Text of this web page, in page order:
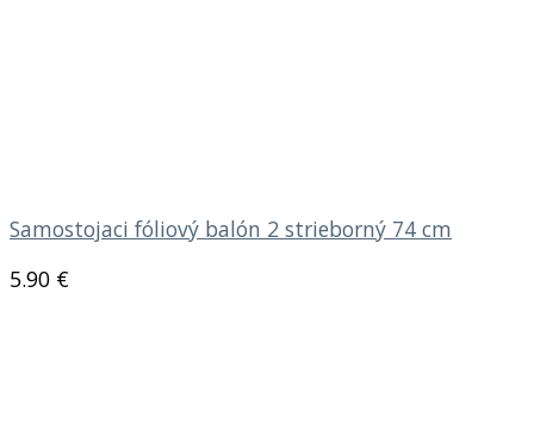
Samostojaci fóliový balón 2 strieborný 74 cm
5.90 €